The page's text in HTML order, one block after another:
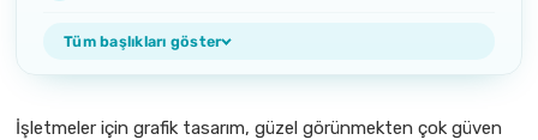
Tüm başlıkları göster
İşletmeler için grafik tasarım, güzel görünmekten çok güven